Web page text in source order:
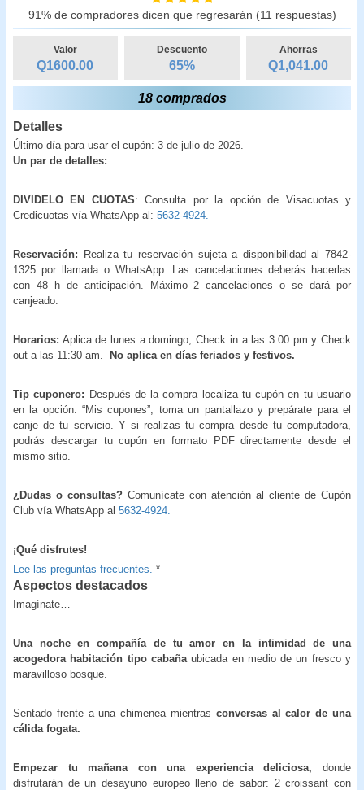
91% de compradores dicen que regresarán (11 respuestas)
Valor
Q1600.00
Descuento
65%
Ahorras
Q1,041.00
18 comprados
Detalles
Último día para usar el cupón: 3 de julio de 2026.
Un par de detalles:
DIVIDELO EN CUOTAS: Consulta por la opción de Visacuotas y
Credicuotas vía WhatsApp al: 5632-4924.
Reservación:
Realiza tu reservación sujeta a disponibilidad al 7842-
1325 por llamada o WhatsApp. Las cancelaciones deberás hacerlas
con 48 h de anticipación. Máximo 2 cancelaciones o se dará por
canjeado.
Horarios: Aplica de lunes a domingo, Check in a las 3:00 pm y Check
out a las 11:30 am.
No aplica en días feriados y festivos.
Tip cuponero: Después de la compra localiza tu cupón en tu usuario
en la opción: “Mis cupones”, toma un pantallazo y prepárate para el
canje de tu servicio. Y si realizas tu compra desde tu computadora,
podrás descargar tu cupón en formato PDF directamente desde el
mismo sitio.
¿Dudas o consultas? Comunícate con atención al cliente de Cupón
Club vía WhatsApp al 5632-4924.
¡Qué disfrutes!
Lee las preguntas frecuentes. *
Aspectos destacados
Imagínate…
Una noche en compañía de tu amor en la intimidad de una
acogedora habitación tipo cabañaubicada en medio de un fresco y
maravilloso bosque.
Sentado frente a una chimenea mientras conversas al calor de una
cálida fogata.
Empezar tu mañana con una experiencia deliciosa, donde
disfrutarán de un desayuno europeo lleno de sabor: 2 croissant con